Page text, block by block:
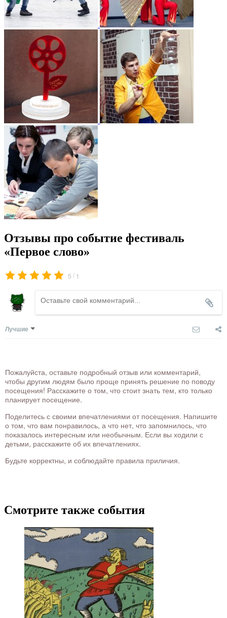
Отзывы про событие фестиваль
«Первое слово»
5 / 1
Лучшие
Пожалуйста, оставьте подробный отзыв или комментарий,
чтобы другим людям было проще принять решение по поводу
посещения! Расскажите о том, что стоит знать тем, кто только
планирует посещение.
Поделитесь с своими впечатлениями от посещения. Напишите
о том, что вам понравилось, а что нет, что запомнилось, что
показалось интересным или необычным. Если вы ходили с
детьми, расскажите об их впечатлениях.
Будьте корректны, и соблюдайте правила приличия.
Смотрите также события